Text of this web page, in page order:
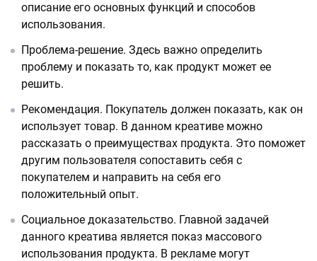
описание его основных функций и способов
использования.
Проблема-решение. Здесь важно определить
проблему и показать то, как продукт может ее
решить.
Рекомендация. Покупатель должен показать, как он
использует товар. В данном креативе можно
рассказать о преимуществах продукта. Это поможет
другим пользователя сопоставить себя с
покупателем и направить на себя его
положительный опыт.
Социальное доказательство. Главной задачей
данного креатива является показ массового
использования продукта. В рекламе могут